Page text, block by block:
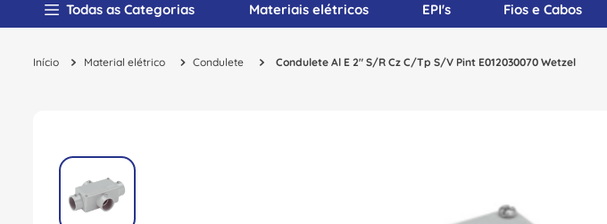
Todas as Categorias Materiais elétricos EPI's Fios e Cabos
Material elétrico Condulete Condulete Al E 2" S/R Cz C/Tp S/V Pint E012030070 Wetzel
1º disjuntor
º cabo flexivel